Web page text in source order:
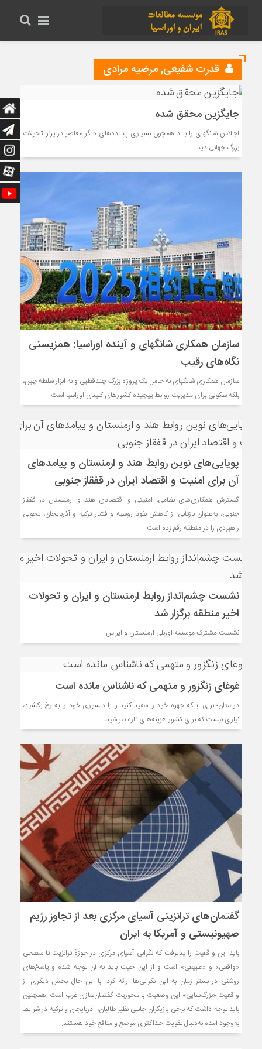
قدرت شفیعی,مرضیه مرادی
جایگزین محقق شده
اجلاس شانگهای را باید همچون بسیاری پدیده‌های دیگر معاصر در پرتو تحولات
بزرگ جهانی دید.
سازمان همکاری شانگهای و آینده اوراسیا: همزیستی
نگاه‌های رقیب
سازمان همکاری شانگهای نه حامل یک پروژه بزرگ چندقطبی و نه ابزار سلطه چین،
بلکه سکویی برای مدیریت روابط پیچیده کشورهای کلیدی اوراسیا است.
پویایی‌های نوین روابط هند و ارمنستان و پیامدهای
آن برای امنیت و اقتصاد ایران در قفقاز جنوبی
گسترش همکاری‌های نظامی، امنیتی و اقتصادی هند و ارمنستان در قفقاز
جنوبی، به‌عنوان بازتابی از کاهش نفوذ روسیه و فشار ترکیه و آذربایجان، تحولی
راهبردی را در منطقه رقم زده است.
نشست چشم‌انداز روابط ارمنستان و ایران و تحولات
اخیر منطقه برگزار شد
نشست مشترک موسسه اوربلی ارمنستان و ایراس
غوغای زنگزور و متهمی که ناشناس مانده است
دوستان؛ برای اینکه چهره خود را سفید کنید و یا دلسوزی خود را به رخ بکشید،
نیازی نیست که برای کشور هزینه‌های تازه بتراشید!
گفتمان‌های ترانزیتی آسیای مرکزی بعد از تجاوز رژیم
صهیونیستی و آمریکا به ایران
باید این واقعیت را پذیرفت که نگرانی آسیای مرکزی در حوزۀ ترانزیت تا سطحی
«واقعی» و «طبیعی» است و از این حیث باید به آن توجه شده و پاسخ‌های
روشنی در بستر زمان به این نگرانی‌ها ارائه کرد. با این حال بخش دیگری از
واقعیت «بزرگ‌نمایی» این وضعیت با محوریت گفتمان‌سازی غرب است. همچنین
باید توجه داشت که برخی بازیگران جانبی نظیر طالبان، آذربایجان و ترکیه در شرایط
به‌وجود آمده به‌دنبال تقویت حداکثری موضع و منافع خود هستند.